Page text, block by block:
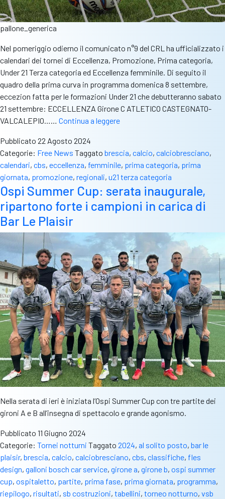
pallone_generica
Nel pomeriggio odierno il comunicato n°9 del CRL ha ufficializzato i
calendari dei tornei di Eccellenza, Promozione, Prima categoria,
Under 21 Terza categoria ed Eccellenza femminile. Di seguito il
quadro della prima curva in programma domenica 8 settembre,
eccezion fatta per le formazioni Under 21 che debutteranno sabato
21 settembre: ECCELLENZA Girone C ATLETICO CASTEGNATO-
VALCALEPIO…… Continua a leggereUfficiali
di
Eccellenza,
Promozione,
Prima
categoria,
femminile:
il
riepilogo
Pubblicato 22 Agosto 2024
Categorie: Free News Taggato brescia, calcio, calciobresciano,
calendari, cbs, eccellenza, femminile, prima categoria, prima
giornata, promozione, regionali, u21 terza categoria
Ospi Summer Cup: serata inaugurale,
ripartono forte i campioni in carica di
Bar Le Plaisir
Nella serata di ieri è iniziata l’Ospi Summer Cup con tre partite dei
gironi A e B all’insegna di spettacolo e grande agonismo.
Pubblicato 11 Giugno 2024
Categorie: Tornei notturni Taggato 2024, al solito posto, bar le
plaisir, brescia, calcio, calciobresciano, cbs, classifiche, fles
design, galloni bosch car service, girone a, girone b, ospi summer
cup, ospitaletto, partite, prima fase, prima giornata, programma,
riepilogo, risultati, sb costruzioni, tabellini, torneo notturno, vsb